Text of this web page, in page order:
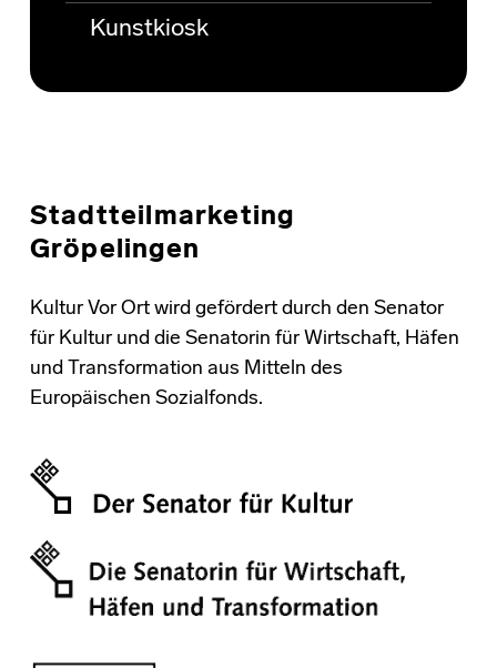
Kunstkiosk
Stadtteilmarketing
Gröpelingen
Kultur Vor Ort wird gefördert durch den Senator
für Kultur und die Senatorin für Wirtschaft, Häfen
und Transformation aus Mitteln des
Europäischen Sozialfonds.